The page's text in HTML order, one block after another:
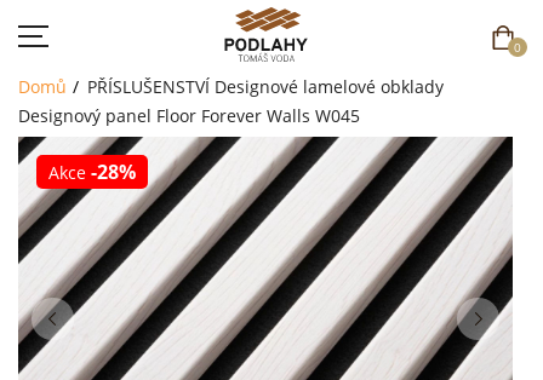
0
DOMŮ
SORTIMENT
AKCE
CENÍK
Domů PŘÍSLUŠENSTVÍ Designové lamelové obklady
Designový panel Floor Forever Walls W045
Akce -28%